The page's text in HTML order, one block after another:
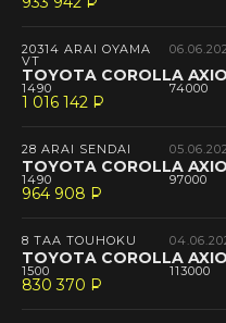
--
20314 ARAI OYAMA
VT
TOYOTA COROLLA AXIO
1490 74000
1 016 142 P
--
28 ARAI SENDAI
TOYOTA COROLLA AXIO
1490 97000
964 908 P
--
8 TAA TOUHOKU
TOYOTA COROLLA AXIO
1500 113000
830 370 P
--